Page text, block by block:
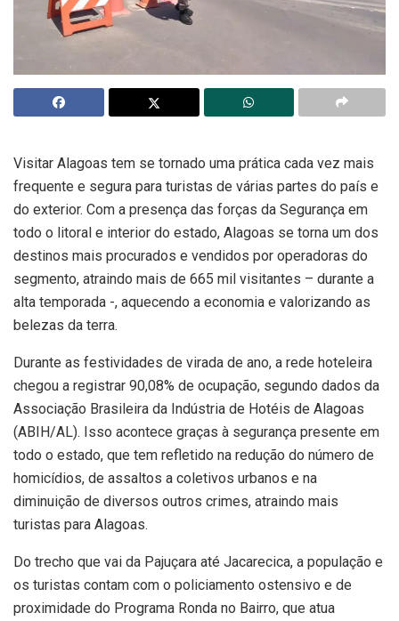
Visitar Alagoas tem se tornado uma prática cada vez mais
frequente e segura para turistas de várias partes do país e
do exterior. Com a presença das forças da Segurança em
todo o litoral e interior do estado, Alagoas se torna um dos
destinos mais procurados e vendidos por operadoras do
segmento, atraindo mais de 665 mil visitantes – durante a
alta temporada -, aquecendo a economia e valorizando as
belezas da terra.
Durante as festividades de virada de ano, a rede hoteleira
chegou a registrar 90,08% de ocupação, segundo dados da
Associação Brasileira da Indústria de Hotéis de Alagoas
(ABIH/AL). Isso acontece graças à segurança presente em
todo o estado, que tem refletido na redução do número de
homicídios, de assaltos a coletivos urbanos e na
diminuição de diversos outros crimes, atraindo mais
turistas para Alagoas.
Do trecho que vai da Pajuçara até Jacarecica, a população e
os turistas contam com o policiamento ostensivo e de
proximidade do Programa Ronda no Bairro, que atua